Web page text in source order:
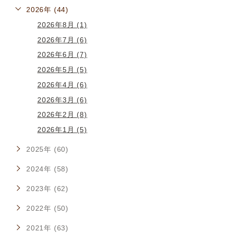
2026年 (44)
2026年8月 (1)
2026年7月 (6)
2026年6月 (7)
2026年5月 (5)
2026年4月 (6)
2026年3月 (6)
2026年2月 (8)
2026年1月 (5)
2025年 (60)
2024年 (58)
2023年 (62)
2022年 (50)
2021年 (63)